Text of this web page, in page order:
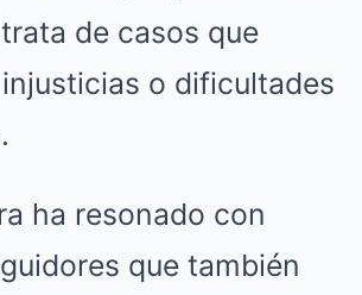
de casos que
o dificultades
ha resonado con
que también